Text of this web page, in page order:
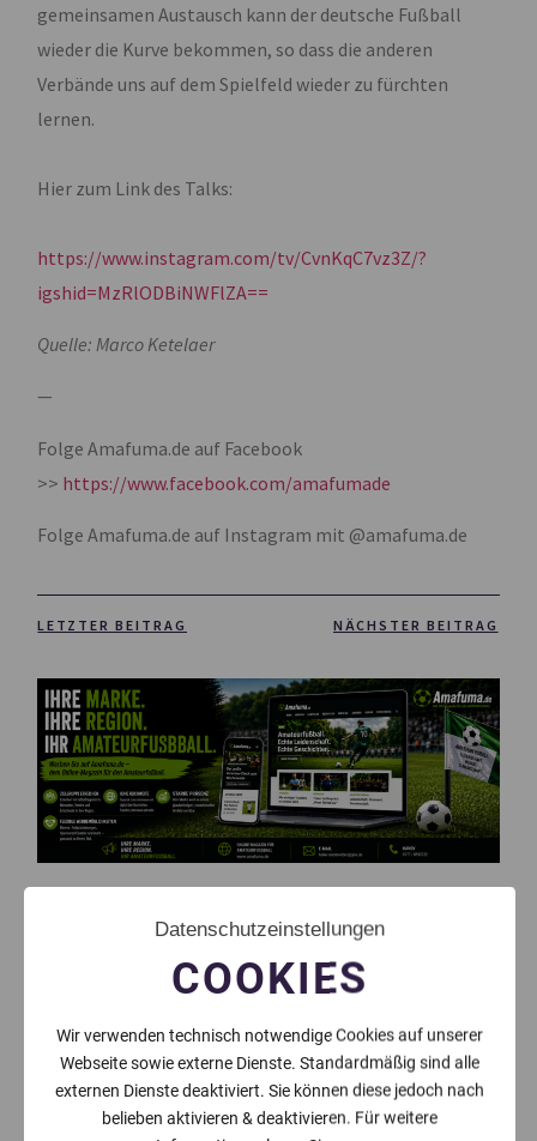
gemeinsamen Austausch kann der deutsche Fußball
wieder die Kurve bekommen, so dass die anderen
Verbände uns auf dem Spielfeld wieder zu fürchten
lernen.
Hier zum Link des Talks:
https://www.instagram.com/tv/CvnKqC7vz3Z/?
igshid=MzRlODBiNWFlZA==
Quelle: Marco Ketelaer
—
Folge Amafuma.de auf Facebook
>> https://www.facebook.com/amafumade
Folge Amafuma.de auf Instagram mit @amafuma.de
LETZTER BEITRAG NÄCHSTER BEITRAG
Datenschutzeinstellungen
COOKIES
Wir verwenden technisch notwendige Cookies auf unserer
Webseite sowie externe Dienste. Standardmäßig sind alle
externen Dienste deaktiviert. Sie können diese jedoch nach
belieben aktivieren & deaktivieren. Für weitere